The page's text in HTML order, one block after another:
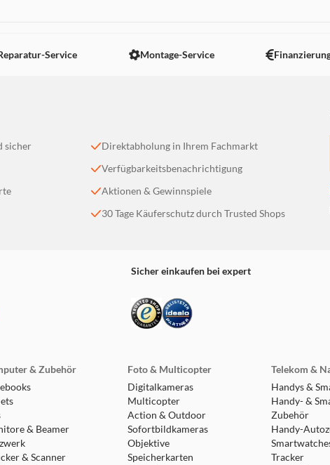
Service Montage-Service
sicher
Direktabholung in Ihrem Fachmarkt
Verfügbarkeitsbenachrichtigung
Aktionen & Gewinnspiele
30 Tage Käuferschutz durch Trusted Shops
Sicher einkaufen bei expert
& Zubehör
& Beamer
& Scanner
Foto & Multicopter
Digitalkameras
Multicopter
Action & Outdoor
Sofortbildkameras
Objektive
Speicherkarten
Telekom &
Handys &
Handy- &
Zubehör
Handy-
Tracker